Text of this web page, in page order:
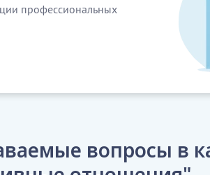
профессиональных
вопросы в